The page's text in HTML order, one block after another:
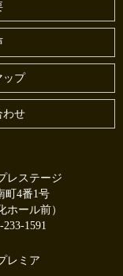
ップ
わせ
レステージ
町4番1号
ホール前）
1591
レミア